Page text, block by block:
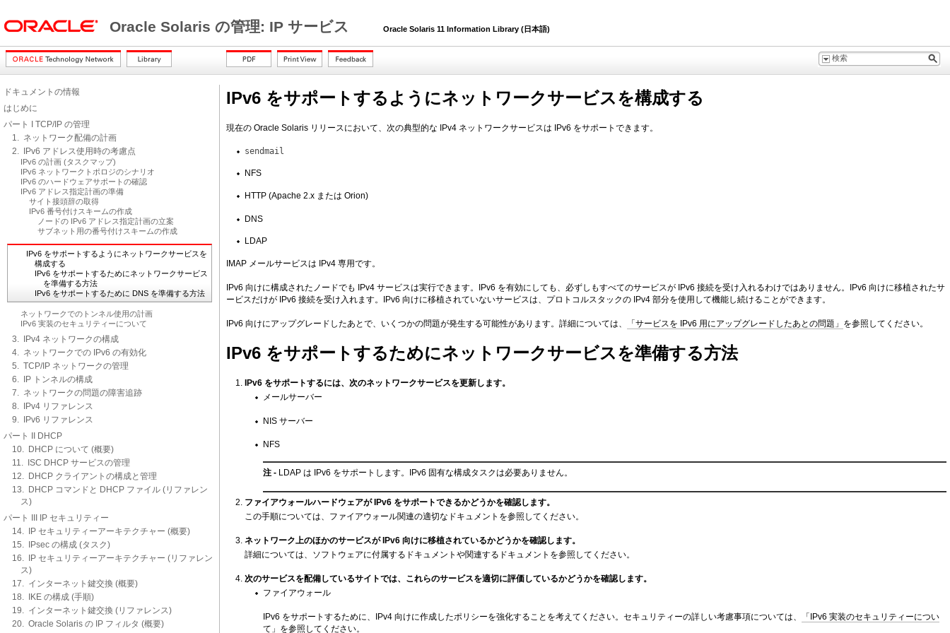
Oracle Solaris の管理: IP サービス Oracle Solaris 11 Information Library (日本語)
ドキュメントの情報
はじめに
パート I TCP/IP の管理
1. ネットワーク配備の計画
2. IPv6 アドレス使用時の考慮点
IPv6 の計画 (タスクマップ)
IPv6 ネットワークトポロジのシナリオ
IPv6 のハードウェアサポートの確認
IPv6 アドレス指定計画の準備
サイト接頭辞の取得
IPv6 番号付けスキームの作成
ノードの IPv6 アドレス指定計画の立案
サブネット用の番号付けスキームの作成
IPv6 をサポートするようにネットワークサービスを
構成する
IPv6 をサポートするためにネットワークサービス
を準備する方法
IPv6 をサポートするために DNS を準備する方法
ネットワークでのトンネル使用の計画
IPv6 実装のセキュリティーについて
3. IPv4 ネットワークの構成
4. ネットワークでの IPv6 の有効化
5. TCP/IP ネットワークの管理
6. IP トンネルの構成
7. ネットワークの問題の障害追跡
8. IPv4 リファレンス
9. IPv6 リファレンス
パート II DHCP
10. DHCP について (概要)
11. ISC DHCP サービスの管理
12. DHCP クライアントの構成と管理
13. DHCP コマンドと DHCP ファイル (リファレン
ス)
パート III IP セキュリティー
14. IP セキュリティーアーキテクチャー (概要)
15. IPsec の構成 (タスク)
16. IP セキュリティーアーキテクチャー (リファレン
ス)
17. インターネット鍵交換 (概要)
18. IKE の構成 (手順)
19. インターネット鍵交換 (リファレンス)
20. Oracle Solaris の IP フィルタ (概要)
IPv6 をサポートするようにネットワークサービスを構成する
現在の Oracle Solaris リリースにおいて、次の典型的な IPv4 ネットワークサービスは IPv6 をサポートできます。
sendmail
NFS
HTTP (Apache 2.x または Orion)
DNS
LDAP
IMAP メールサービスは IPv4 専用です。
IPv6 向けに構成されたノードでも IPv4 サービスは実行できます。IPv6 を有効にしても、必ずしもすべてのサービスが IPv6 接続を受け入れるわけではありません。IPv6 向けに移植されたサ
ービスだけが IPv6 接続を受け入れます。IPv6 向けに移植されていないサービスは、プロトコルスタックの IPv4 部分を使用して機能し続けることができます。
IPv6 向けにアップグレードしたあとで、いくつかの問題が発生する可能性があります。詳細については、 「サービスを IPv6 用にアップグレードしたあとの問題」 を参照してください。
IPv6 をサポートするためにネットワークサービスを準備する方法
IPv6 をサポートするには、次のネットワークサービスを更新します。
メールサーバー
NIS サーバー
NFS
注 - LDAP は IPv6 をサポートします。IPv6 固有な構成タスクは必要ありません。
ファイアウォールハードウェアが IPv6 をサポートできるかどうかを確認します。
この手順については、ファイアウォール関連の適切なドキュメントを参照してください。
ネットワーク上のほかのサービスが IPv6 向けに移植されているかどうかを確認します。
詳細については、ソフトウェアに付属するドキュメントや関連するドキュメントを参照してください。
次のサービスを配備しているサイトでは、これらのサービスを適切に評価しているかどうかを確認します。
ファイアウォール
IPv6 をサポートするために、IPv4 向けに作成したポリシーを強化することを考えてください。セキュリティーの詳しい考慮事項については、
「IPv6 実装のセキュリティーについ
て」 を参照してください。